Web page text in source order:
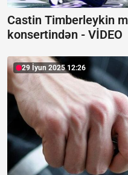
Castin Timberleykin
konsertindən - VİDEO
29 İyun 2025 12:26